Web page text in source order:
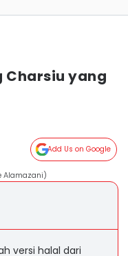
Charsiu yang
Add Us on Google
Alamazani)
versi halal dari